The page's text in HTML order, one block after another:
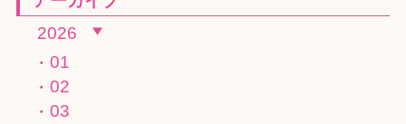
2026
01
02
03